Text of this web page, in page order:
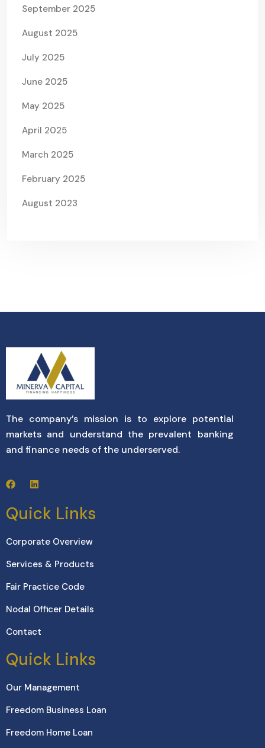
September 2025
August 2025
July 2025
June 2025
May 2025
April 2025
March 2025
February 2025
August 2023
The company’s mission is to explore potential
markets and understand the prevalent banking
and finance needs of the underserved.
Quick Links
Corporate Overview
Services & Products
Fair Practice Code
Nodal Officer Details
Contact
Quick Links
Our Management
Freedom Business Loan
Freedom Home Loan